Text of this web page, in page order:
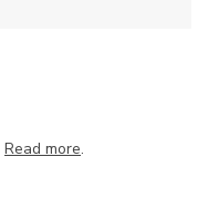
Read more.